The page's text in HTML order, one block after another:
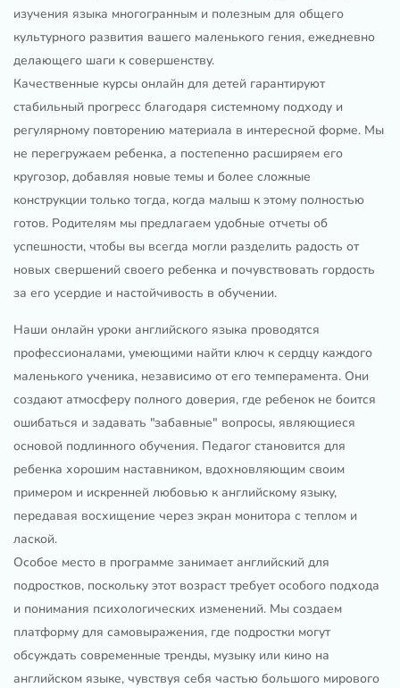
изучения языка многогранным и полезным для общего
культурного развития вашего маленького гения, ежедневно
делающего шаги к совершенству.
Качественные курсы онлайн для детей гарантируют
стабильный прогресс благодаря системному подходу и
регулярному повторению материала в интересной форме. Мы
не перегружаем ребенка, а постепенно расширяем его
кругозор, добавляя новые темы и более сложные
конструкции только тогда, когда малыш к этому полностью
готов. Родителям мы предлагаем удобные отчеты об
успешности, чтобы вы всегда могли разделить радость от
новых свершений своего ребенка и почувствовать гордость
за его усердие и настойчивость в обучении.
Наши онлайн уроки английского языка проводятся
профессионалами, умеющими найти ключ к сердцу каждого
маленького ученика, независимо от его темперамента. Они
создают атмосферу полного доверия, где ребенок не боится
ошибаться и задавать "забавные" вопросы, являющиеся
основой подлинного обучения. Педагог становится для
ребенка хорошим наставником, вдохновляющим своим
примером и искренней любовью к английскому языку,
передавая восхищение через экран монитора с теплом и
лаской.
Особое место в программе занимает английский для
подростков, поскольку этот возраст требует особого подхода
и понимания психологических изменений. Мы создаем
платформу для самовыражения, где подростки могут
обсуждать современные тренды, музыку или кино на
английском языке, чувствуя себя частью большого мирового